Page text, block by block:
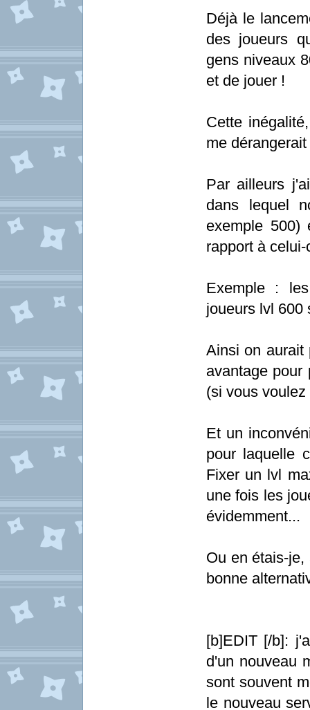
Déjà le
des joueurs
gens niveaux
et de jouer !
Cette
me
Par ailleurs
dans lequel
exemple 500)
rapport à celui-
Exemple :
joueurs lvl 600
Ainsi on aurait
avantage pour
(si vous
Et un
pour laquelle
Fixer un lvl
une fois les
évidemment...
Ou en étais-
bonne
[b]EDIT [/b]:
d'un nouveau
sont souvent
le nouveau